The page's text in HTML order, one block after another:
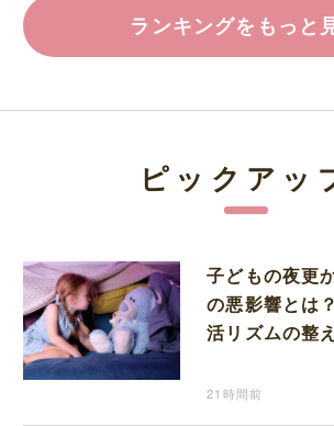
ランキングをもっと
ピックアッ
子どもの夜更
の悪影響とは
活リズムの整
21時間前